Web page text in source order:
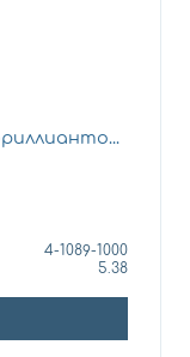
4-1089-1000
5.38